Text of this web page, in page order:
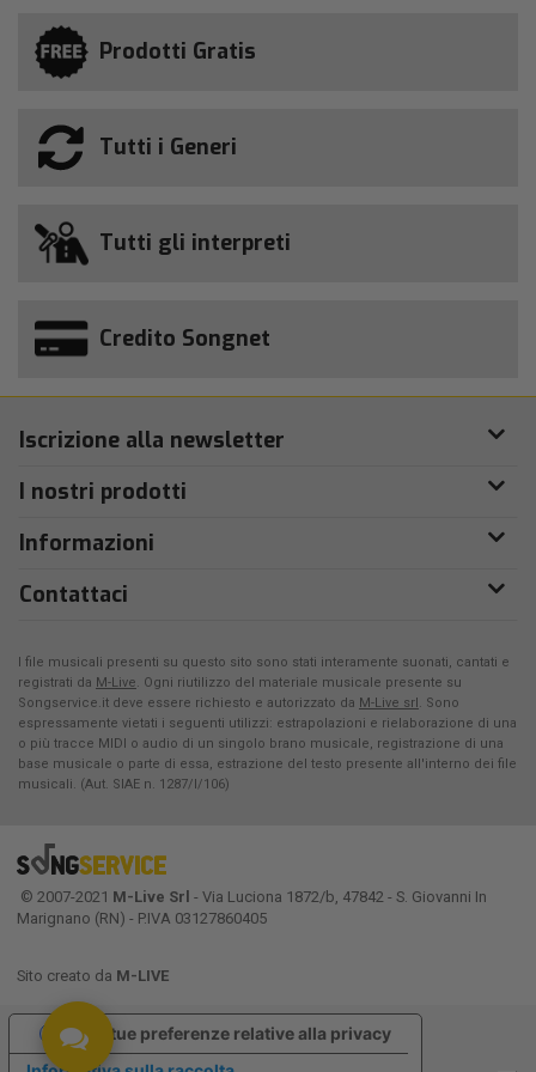
Prodotti Gratis
Tutti i Generi
Tutti gli interpreti
Credito Songnet
Iscrizione alla newsletter
I nostri prodotti
Informazioni
Contattaci
I file musicali presenti su questo sito sono stati interamente suonati, cantati e
registrati da M-Live. Ogni riutilizzo del materiale musicale presente su
Songservice.it deve essere richiesto e autorizzato da M-Live srl. Sono
espressamente vietati i seguenti utilizzi: estrapolazioni e rielaborazione di una
o più tracce MIDI o audio di un singolo brano musicale, registrazione di una
base musicale o parte di essa, estrazione del testo presente all'interno dei file
musicali. (Aut. SIAE n. 1287/I/106)
© 2007-2021 M-Live Srl - Via Luciona 1872/b, 47842 - S. Giovanni In
Marignano (RN) - P.IVA 03127860405
Sito creato da M-LIVE
Le tue preferenze relative alla privacy